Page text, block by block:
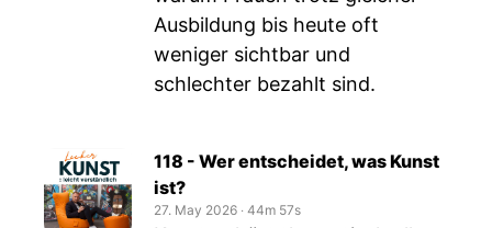
Ausbildung bis heute oft
weniger sichtbar und
schlechter bezahlt sind.
118 - Wer entscheidet, was Kunst
ist?
27. May 2026 ‧ 44m 57s